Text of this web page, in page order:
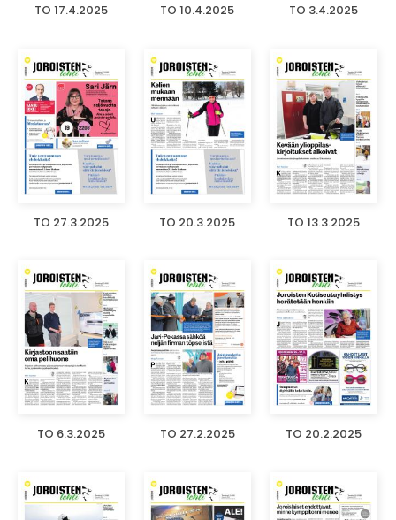
TO 17.4.2025 TO 10.4.2025 TO 3.4.2025
TO 27.3.2025 TO 20.3.2025 TO 13.3.2025
TO 6.3.2025 TO 27.2.2025 TO 20.2.2025